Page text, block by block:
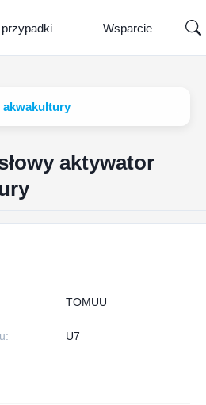
Wsparcie
akwakultury
aktywator
TOMUU
U7